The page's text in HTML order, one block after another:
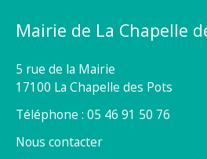
Mairie de La Chapelle
5 rue de la Mairie
17100 La Chapelle des Pots
Téléphone : 05 46 91 50 76
Nous contacter